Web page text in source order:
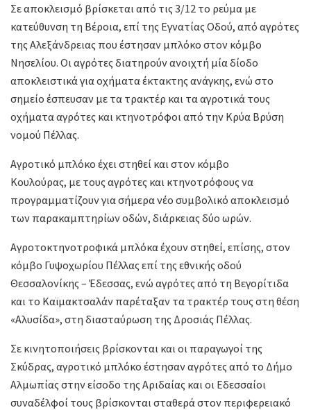
Σε αποκλεισμό βρίσκεται από τις 3/12 το ρεύμα με
κατεύθυνση τη Βέροια, επί της Εγνατίας Οδού, από αγρότες
της Αλεξάνδρειας που έστησαν μπλόκο στον κόμβο
Νησελίου. Οι αγρότες διατηρούν ανοιχτή μία δίοδο
αποκλειστικά για οχήματα έκτακτης ανάγκης, ενώ στο
σημείο έσπευσαν με τα τρακτέρ και τα αγροτικά τους
οχήματα αγρότες και κτηνοτρόφοι από την Κρύα Βρύση
νομού Πέλλας.
Αγροτικό μπλόκο έχει στηθεί και στον κόμβο
Κουλούρας, με τους αγρότες και κτηνοτρόφους να
προγραμματίζουν για σήμερα νέο συμβολικό αποκλεισμό
των παρακαμπτηρίων οδών, διάρκειας δύο ωρών.
Αγροτοκτηνοτροφικά μπλόκα έχουν στηθεί, επίσης, στον
κόμβο Γυψοχωρίου Πέλλας επί της εθνικής οδού
Θεσσαλονίκης – Έδεσσας, ενώ αγρότες από τη Βεγορίτιδα
και το Καϊμακτσαλάν παρέταξαν τα τρακτέρ τους στη θέση
«Αλυσίδα», στη διασταύρωση της Δροσιάς Πέλλας.
Σε κινητοποιήσεις βρίσκονται και οι παραγωγοί της
Σκύδρας, αγροτικό μπλόκο έστησαν αγρότες από το Δήμο
Αλμωπίας στην είσοδο της Αριδαίας και οι Εδεσσαίοι
συναδέλφοί τους βρίσκονται σταθερά στον περιφερειακό